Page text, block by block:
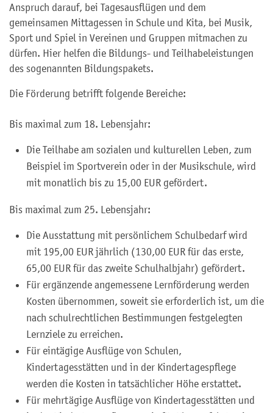
Anspruch darauf, bei Tagesausflügen und dem
gemeinsamen Mittagessen in Schule und Kita, bei Musik,
Sport und Spiel in Vereinen und Gruppen mitmachen zu
dürfen. Hier helfen die Bildungs- und Teilhabeleistungen
des sogenannten Bildungspakets.
Die Förderung betrifft folgende Bereiche:
Bis maximal zum 18. Lebensjahr:
Die Teilhabe am sozialen und kulturellen Leben, zum
Beispiel im Sportverein oder in der Musikschule, wird
mit monatlich bis zu 15,00 EUR gefördert.
Bis maximal zum 25. Lebensjahr:
Die Ausstattung mit persönlichem Schulbedarf wird
mit 195,00 EUR jährlich (130,00 EUR für das erste,
65,00 EUR für das zweite Schulhalbjahr) gefördert.
Für ergänzende angemessene Lernförderung werden
Kosten übernommen, soweit sie erforderlich ist, um die
nach schulrechtlichen Bestimmungen festgelegten
Lernziele zu erreichen.
Für eintägige Ausflüge von Schulen,
Kindertagesstätten und in der Kindertagespflege
werden die Kosten in tatsächlicher Höhe erstattet.
Für mehrtägige Ausflüge von Kindertagesstätten und